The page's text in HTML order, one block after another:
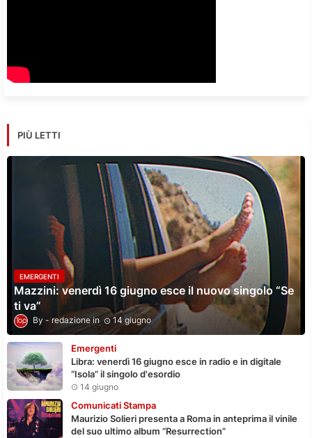
PIÙ LETTI
EMERGENTI
Mazzini: venerdì 16 giugno esce il nuovo singolo “Se
ti va”
redazione 14 giugno
Emergenti
Libra: venerdì 16 giugno esce in radio e in digitale
“Isola” il singolo d'esordio
14 giugno
Comunicati Stampa
Maurizio Solieri presenta a Roma in anteprima il vinile
del suo ultimo album “Resurrection”